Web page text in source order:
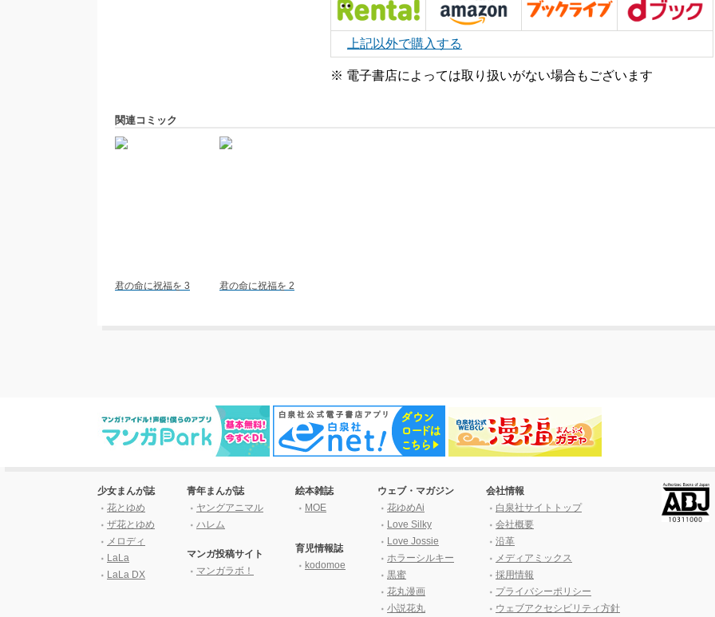
上記以外で購入する
※ 電子書店によっては取り扱いがない場合もございます
関連コミック
君の命に祝福を 3 君の命に祝福を 2
少女まんが誌
花とゆめ
ザ花とゆめ
メロディ
LaLa
LaLa DX
青年まんが誌
ヤングアニマル
ハレム
マンガ投稿サイト
マンガラボ！
絵本雑誌
MOE
育児情報誌
kodomoe
ウェブ・マガジン
花ゆめAi
Love Silky
Love Jossie
ホラーシルキー
黒蜜
花丸漫画
小説花丸
会社情報
白泉社サイトトップ
会社概要
沿革
メディアミックス
採用情報
プライバシーポリシー
ウェブアクセシビリティ方針